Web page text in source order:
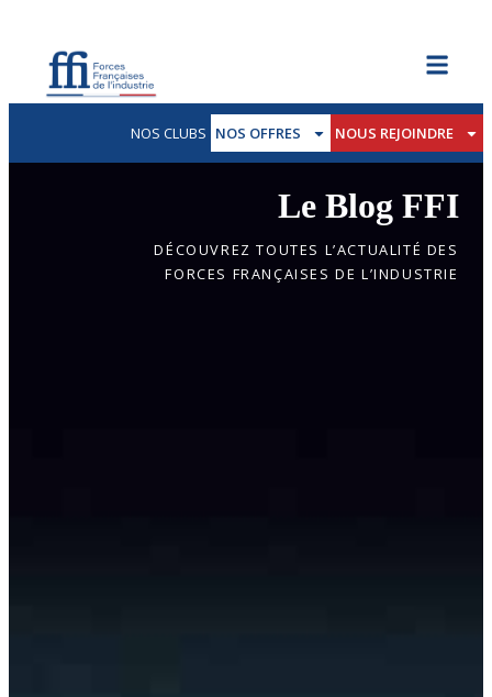
NOS CLUBS NOS OFFRES NOUS REJOINDRE
Le Blog FFI
DÉCOUVREZ TOUTES L’ACTUALITÉ DES
FORCES FRANÇAISES DE L’INDUSTRIE